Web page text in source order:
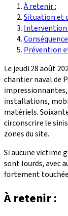
À retenir :
Situation et
Intervention
Prévention
Le jeudi 28 août
chantier naval de
installations,
matériels.
circonscrire le
zones du site.
Si aucune victime
sont lourds, avec
fortement
À retenir :